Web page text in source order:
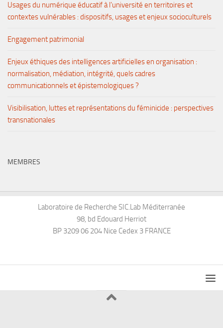
Usages du numérique éducatif à l’université en territoires et
contextes vulnérables : dispositifs, usages et enjeux socioculturels
Engagement patrimonial
Enjeux éthiques des intelligences artificielles en organisation :
normalisation, médiation, intégrité, quels cadres
communicationnels et épistemologiques ?
Visibilisation, luttes et représentations du féminicide : perspectives
transnationales
MEMBRES
Laboratoire de Recherche SIC.Lab Méditerranée
98, bd Edouard Herriot
BP 3209 06 204 Nice Cedex 3 FRANCE